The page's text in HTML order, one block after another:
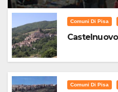
Comuni Di Pisa
Comuni Di Pisa